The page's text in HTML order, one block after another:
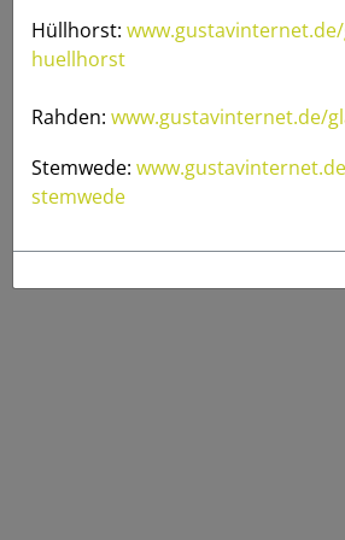
Hüllhorst:
huellhorst
Rahden: www.gustavinternet.de/
Stemwede:
stemwede